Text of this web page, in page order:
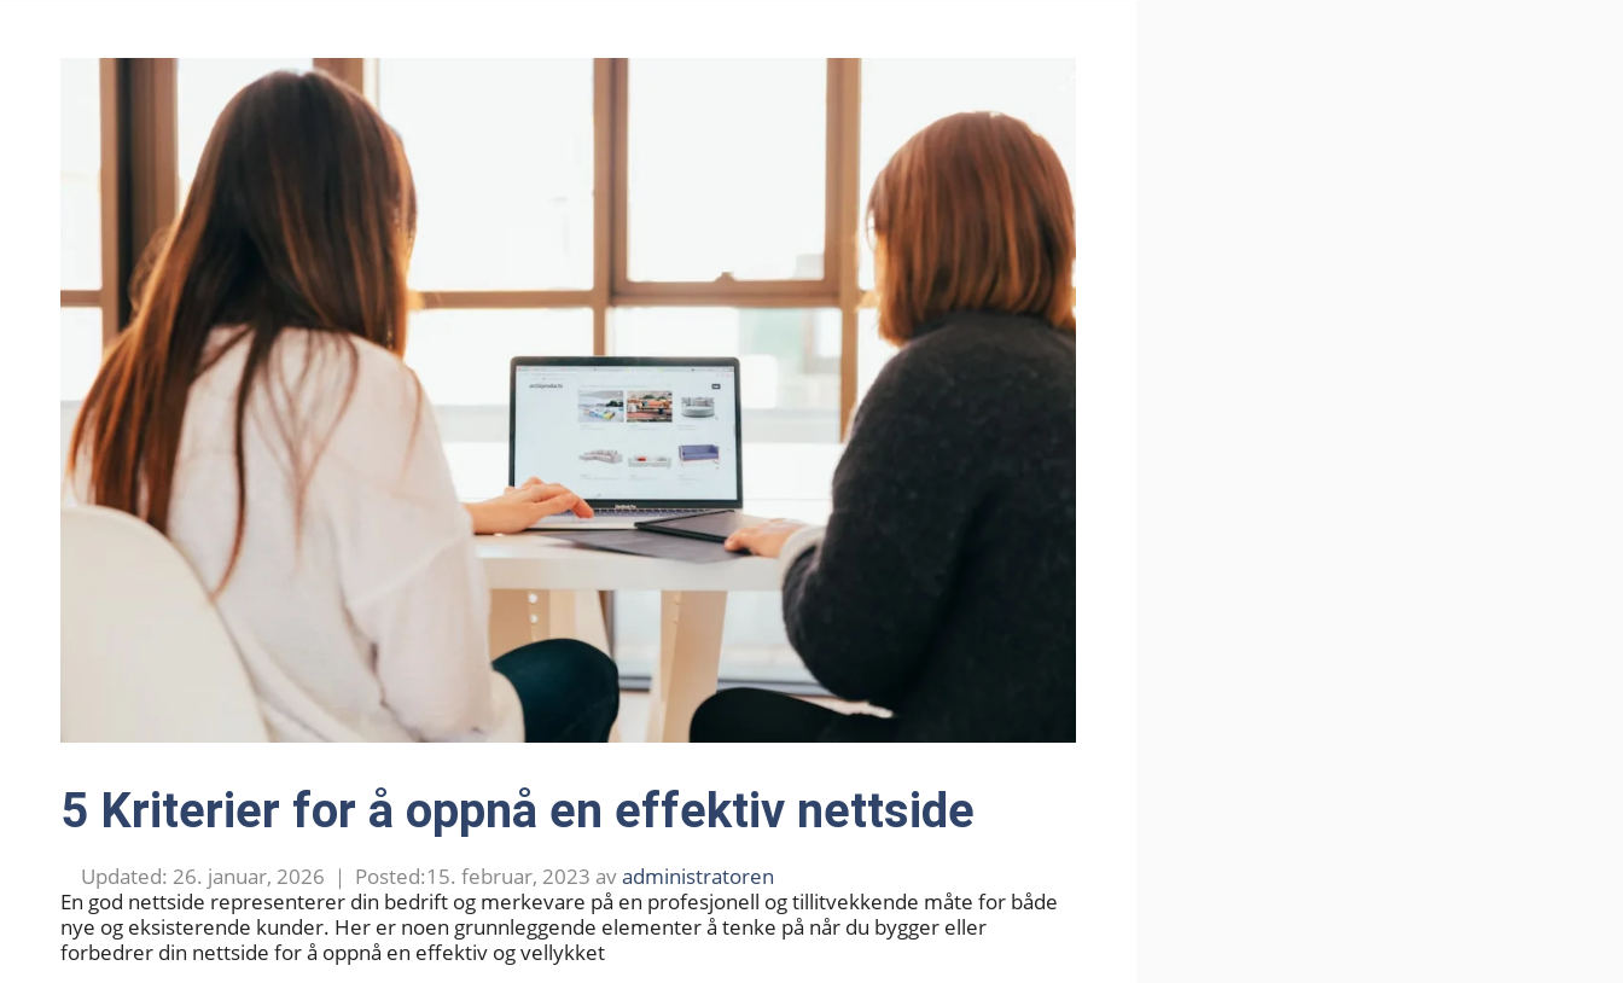
5 Kriterier for å oppnå en effektiv nettside
26. januar, 2026 15. februar, 2023 avadministratoren
En god nettside representerer din bedrift og merkevare på en profesjonell og tillitvekkende måte for både
nye og eksisterende kunder. Her er noen grunnleggende elementer å tenke på når du bygger eller
forbedrer din nettside for å oppnå en effektiv og vellykket